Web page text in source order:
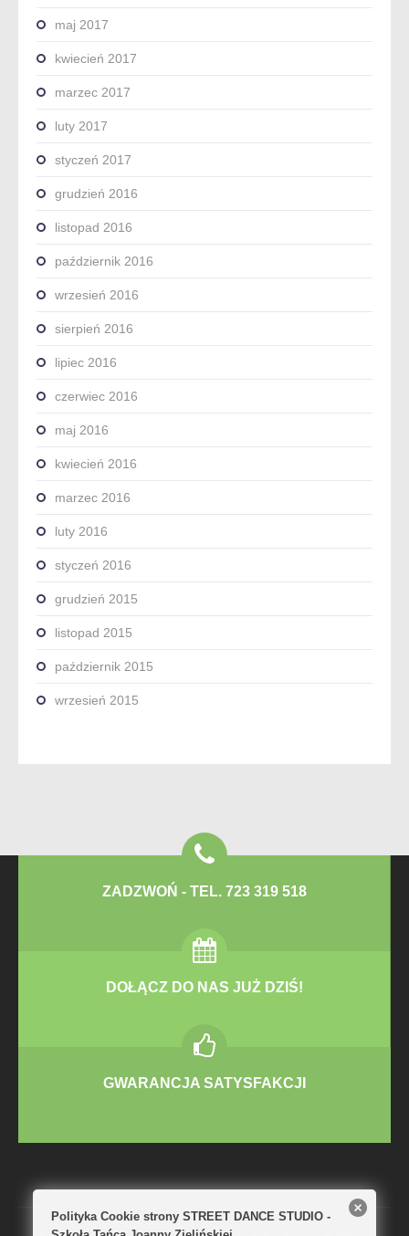
maj 2017
kwiecień 2017
marzec 2017
luty 2017
styczeń 2017
grudzień 2016
listopad 2016
październik 2016
wrzesień 2016
sierpień 2016
lipiec 2016
czerwiec 2016
maj 2016
kwiecień 2016
marzec 2016
luty 2016
styczeń 2016
grudzień 2015
listopad 2015
październik 2015
wrzesień 2015
ZADZWOŃ - TEL. 723 319 518
DOŁĄCZ DO NAS JUŻ DZIŚ!
GWARANCJA SATYSFAKCJI
Polityka Cookie strony STREET DANCE STUDIO -